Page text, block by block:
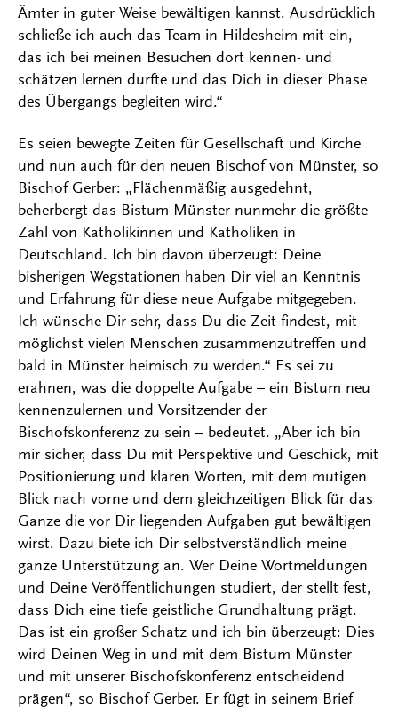
Ämter in guter Weise bewältigen kannst. Ausdrücklich
schließe ich auch das Team in Hildesheim mit ein,
das ich bei meinen Besuchen dort kennen- und
schätzen lernen durfte und das Dich in dieser Phase
des Übergangs begleiten wird.“
Es seien bewegte Zeiten für Gesellschaft und Kirche
und nun auch für den neuen Bischof von Münster, so
Bischof Gerber: „Flächenmäßig ausgedehnt,
beherbergt das Bistum Münster nunmehr die größte
Zahl von Katholikinnen und Katholiken in
Deutschland. Ich bin davon überzeugt: Deine
bisherigen Wegstationen haben Dir viel an Kenntnis
und Erfahrung für diese neue Aufgabe mitgegeben.
Ich wünsche Dir sehr, dass Du die Zeit findest, mit
möglichst vielen Menschen zusammenzutreffen und
bald in Münster heimisch zu werden.“ Es sei zu
erahnen, was die doppelte Aufgabe – ein Bistum neu
kennenzulernen und Vorsitzender der
Bischofskonferenz zu sein – bedeutet. „Aber ich bin
mir sicher, dass Du mit Perspektive und Geschick, mit
Positionierung und klaren Worten, mit dem mutigen
Blick nach vorne und dem gleichzeitigen Blick für das
Ganze die vor Dir liegenden Aufgaben gut bewältigen
wirst. Dazu biete ich Dir selbstverständlich meine
ganze Unterstützung an. Wer Deine Wortmeldungen
und Deine Veröffentlichungen studiert, der stellt fest,
dass Dich eine tiefe geistliche Grundhaltung prägt.
Das ist ein großer Schatz und ich bin überzeugt: Dies
wird Deinen Weg in und mit dem Bistum Münster
und mit unserer Bischofskonferenz entscheidend
prägen“, so Bischof Gerber. Er fügt in seinem Brief